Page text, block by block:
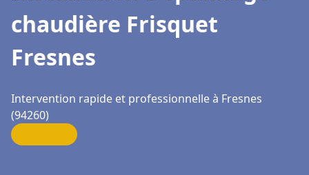
chaudière Frisquet
Fresnes
Intervention rapide et professionnelle à Fresnes
(94260)